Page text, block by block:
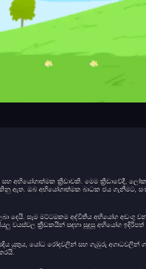
සහ අභියෝගාත්මක ක්‍රීඩාවකි. මෙම ක්‍රීඩාවේදී,
ඇත. ඔබ අභියෝගාත්මක බාධක ජය ගැනීමට,
දෙයි. සෑම මට්ටමකම අද්විතීය අභියෝග අඩංගු
වයස්වල ක්‍රීඩකයින් සඳහා සුදුසු අභියෝග
යුතුය, යෝධ රෝදවලින් සහ ගැඹුරු අගාධවලින්